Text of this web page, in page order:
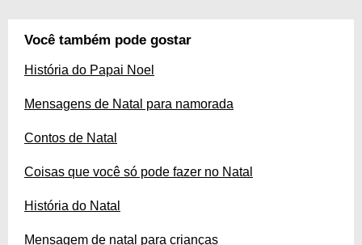
Você também pode gostar
História do Papai Noel
Mensagens de Natal para namorada
Contos de Natal
Coisas que você só pode fazer no Natal
História do Natal
Mensagem de natal para crianças